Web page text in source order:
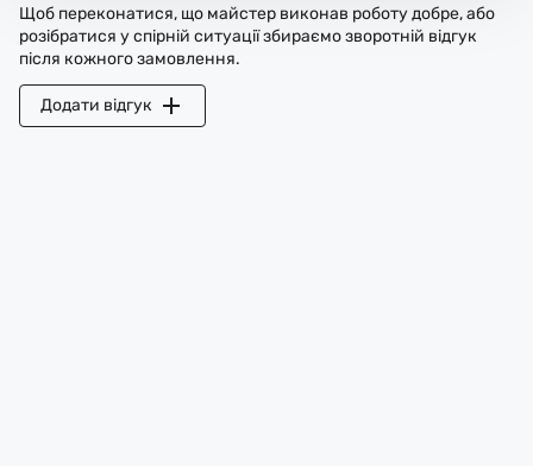
Щоб переконатися, що майстер виконав роботу добре, або
розібратися у спірній ситуації збираємо зворотній відгук
після кожного замовлення.
Додати відгук